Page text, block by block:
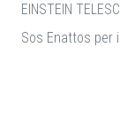
EINSTEIN
Sos Enattos per